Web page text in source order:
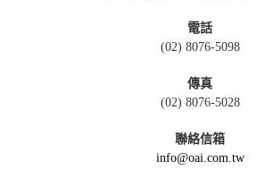
電話
(02) 8076-5098
傳真
(02) 8076-5028
聯絡信箱
info@oai.com.tw